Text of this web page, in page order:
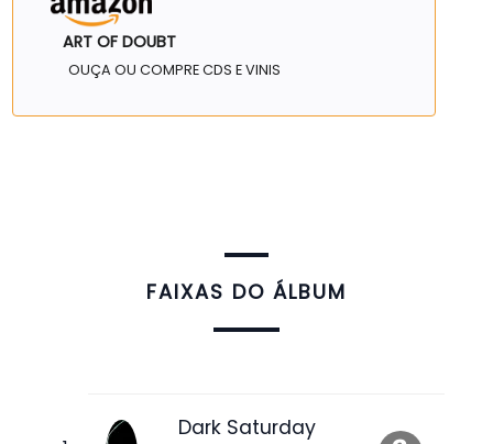
ART OF DOUBT
OUÇA OU COMPRE CDS E VINIS
FAIXAS DO ÁLBUM
Dark Saturday